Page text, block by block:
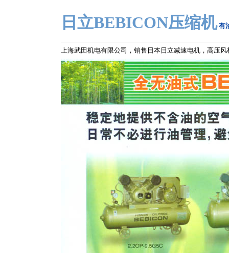
日立BEBICON压缩机 有
上海武田机电有限公司，销售日本日立减速电机，高压